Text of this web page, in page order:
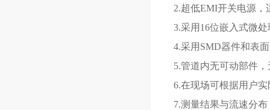
2.超低EMI开关电源
3.采用16位嵌入式微
4.采用SMD器件和表
5.管道内无可动部件
6.在现场可根据用户
7.测量结果与流速分